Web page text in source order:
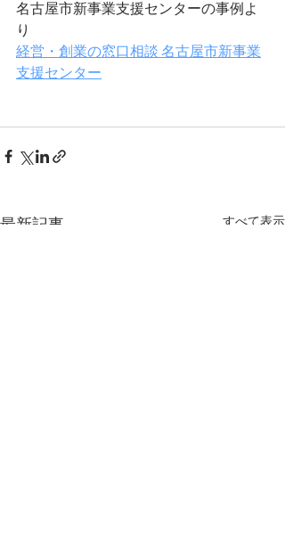
名古屋市新事業支援センターの事例よ
り
経営・創業の窓口相談 名古屋市新事業
支援センター
最新記事 すべて表示